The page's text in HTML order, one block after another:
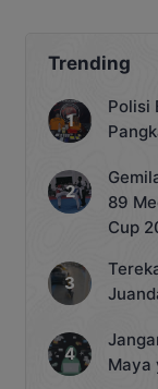
Trending
Polisi
89
Cup
Maya